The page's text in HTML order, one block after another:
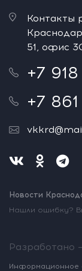
Контакты
51, офис
+7
+7
Новости
Нашли ошибку?
Разработано
Информационное